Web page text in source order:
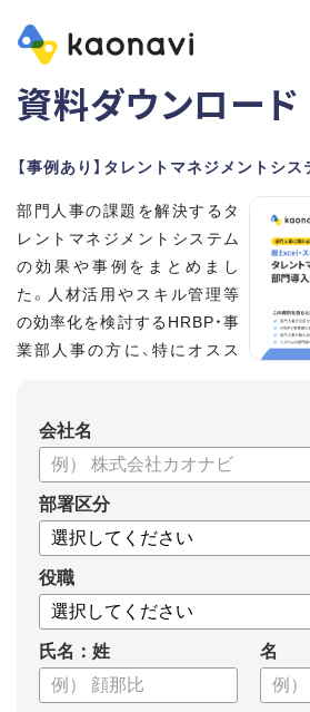
資料ダウンロード
【事例あり】タレントマネジメントシ
部門人事の課題を解決するタ
レントマネジメントシステム
の効果や事例をまとめまし
た。人材活用やスキル管理等
の効率化を検討するHRBP・事
業部人事の方に、特にオスス
【資料の内容】
・部門人事が抱える問題とその解決法
・タレントマネジメントシステムの部
・スキル管理をはじめとする企業のシ
会社名
部署区分
役職
氏名：姓 名